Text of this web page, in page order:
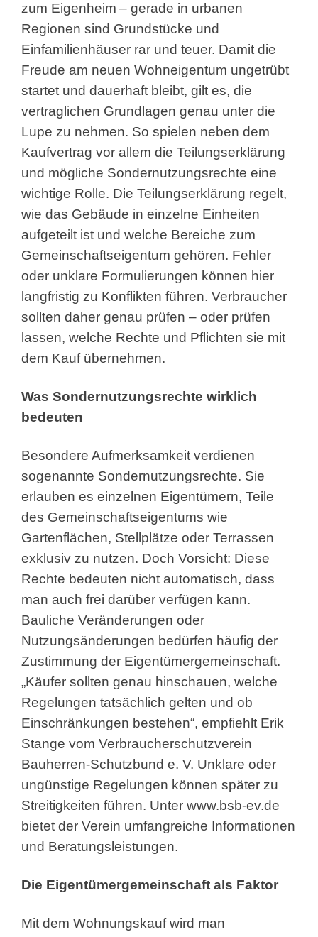
zum Eigenheim – gerade in urbanen
Regionen sind Grundstücke und
Einfamilienhäuser rar und teuer. Damit die
Freude am neuen Wohneigentum ungetrübt
startet und dauerhaft bleibt, gilt es, die
vertraglichen Grundlagen genau unter die
Lupe zu nehmen. So spielen neben dem
Kaufvertrag vor allem die Teilungserklärung
und mögliche Sondernutzungsrechte eine
wichtige Rolle. Die Teilungserklärung regelt,
wie das Gebäude in einzelne Einheiten
aufgeteilt ist und welche Bereiche zum
Gemeinschaftseigentum gehören. Fehler
oder unklare Formulierungen können hier
langfristig zu Konflikten führen. Verbraucher
sollten daher genau prüfen – oder prüfen
lassen, welche Rechte und Pflichten sie mit
dem Kauf übernehmen.
Was Sondernutzungsrechte wirklich
bedeuten
Besondere Aufmerksamkeit verdienen
sogenannte Sondernutzungsrechte. Sie
erlauben es einzelnen Eigentümern, Teile
des Gemeinschaftseigentums wie
Gartenflächen, Stellplätze oder Terrassen
exklusiv zu nutzen. Doch Vorsicht: Diese
Rechte bedeuten nicht automatisch, dass
man auch frei darüber verfügen kann.
Bauliche Veränderungen oder
Nutzungsänderungen bedürfen häufig der
Zustimmung der Eigentümergemeinschaft.
„Käufer sollten genau hinschauen, welche
Regelungen tatsächlich gelten und ob
Einschränkungen bestehen“, empfiehlt Erik
Stange vom Verbraucherschutzverein
Bauherren-Schutzbund e. V. Unklare oder
ungünstige Regelungen können später zu
Streitigkeiten führen. Unter www.bsb-ev.de
bietet der Verein umfangreiche Informationen
und Beratungsleistungen.
Die Eigentümergemeinschaft als Faktor
Mit dem Wohnungskauf wird man